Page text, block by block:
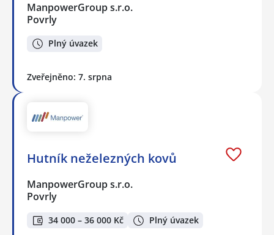
ManpowerGroup s.r.o.
Povrly
Plný úvazek
Zveřejněno: 7. srpna
Hutník neželezných kovů
ManpowerGroup s.r.o.
Povrly
34 000 – 36 000 Kč Plný úvazek